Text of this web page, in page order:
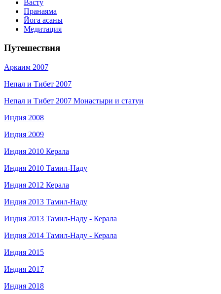
Васту
Пранаяма
Йога асаны
Медитация
Путешествия
Аркаим 2007
Непал и Тибет 2007
Непал и Тибет 2007 Монастыри и статуи
Индия 2008
Индия 2009
Индия 2010 Керала
Индия 2010 Тамил-Наду
Индия 2012 Керала
Индия 2013 Тамил-Наду
Индия 2013 Тамил-Наду - Керала
Индия 2014 Тамил-Наду - Керала
Индия 2015
Индия 2017
Индия 2018